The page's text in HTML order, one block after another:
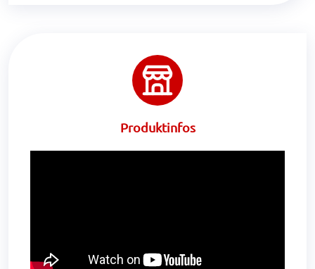
Produktinfos